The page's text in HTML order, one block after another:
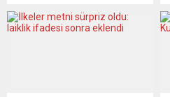
hayatını kaybetti. Sahte